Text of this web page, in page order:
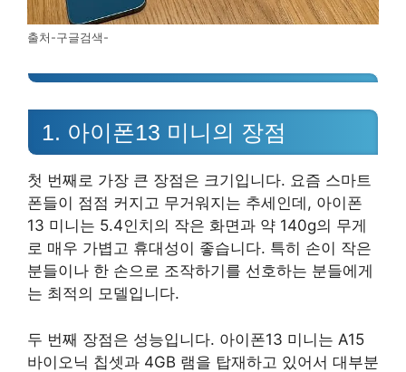
출처-구글검색-
1. 아이폰13 미니의 장점
첫 번째로 가장 큰 장점은 크기입니다. 요즘 스마트
폰들이 점점 커지고 무거워지는 추세인데, 아이폰
13 미니는 5.4인치의 작은 화면과 약 140g의 무게
로 매우 가볍고 휴대성이 좋습니다. 특히 손이 작은
분들이나 한 손으로 조작하기를 선호하는 분들에게
는 최적의 모델입니다.
두 번째 장점은 성능입니다. 아이폰13 미니는 A15
바이오닉 칩셋과 4GB 램을 탑재하고 있어서 대부분